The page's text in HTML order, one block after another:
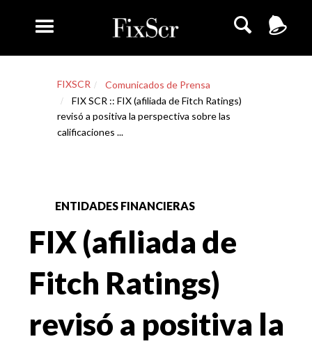
FIXSCR
Comunicados de Prensa
FIX SCR :: FIX (afiliada de Fitch Ratings)
revisó a positiva la perspectiva sobre las
calificaciones ...
ENTIDADES FINANCIERAS
FIX (afiliada de
Fitch Ratings)
revisó a positiva la